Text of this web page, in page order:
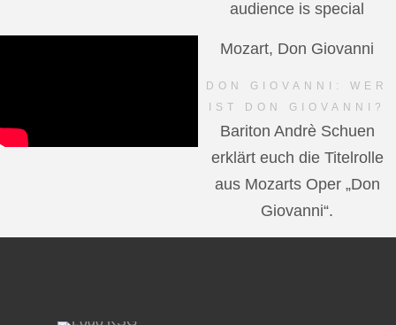
audience is special
Mozart, Don Giovanni
DON GIOVANNI: WER
IST DON GIOVANNI?
Bariton Andrè Schuen
erklärt euch die Titelrolle
aus Mozarts Oper „Don
Giovanni“.